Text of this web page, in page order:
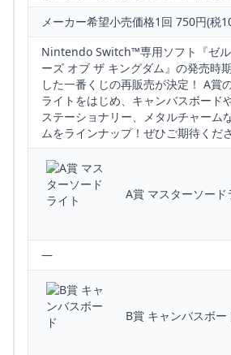
メーカー希望小売価格1回 750円(税
Nintendo Switch™専用ソフト『ゼ
ーズ オブ ザ キングダム』の発売時
した一番くじの再販売が決定！ A賞
ライトをはじめ、キャンバスボード
ステーショナリー、メタルチャーム
ムをラインナップ！ぜひご期待くだ
A賞 マスターソード
—
B賞 キャンバスボー